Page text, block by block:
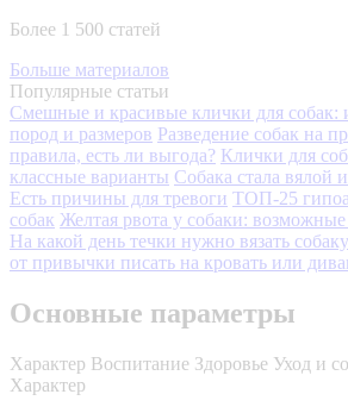
Более 1 500 статей
Больше материалов
Популярные статьи
Смешные и красивые клички для собак:
пород и размеров Разведение собак на
правила, есть ли выгода? Клички для
классные варианты Собака стала вялой
Есть причины для тревоги ТОП-25
собак Желтая рвота у собаки:
На какой день течки нужно вязать собаку
от привычки писать на кровать или
Основные параметры
Характер Воспитание Здоровье Уход и
Характер